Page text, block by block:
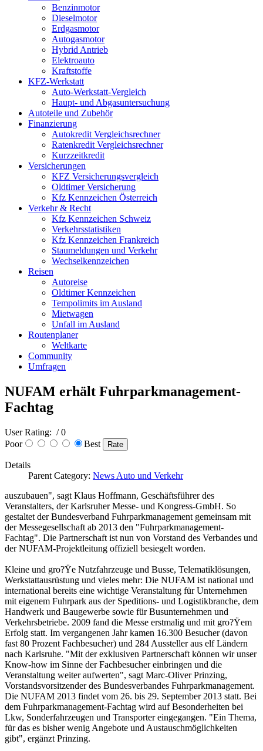
Benzinmotor
Dieselmotor
Erdgasmotor
Autogasmotor
Hybrid Antrieb
Elektroauto
Kraftstoffe
KFZ-Werkstatt
Auto-Werkstatt-Vergleich
Haupt- und Abgasuntersuchung
Autoteile und Zubehör
Finanzierung
Autokredit Vergleichsrechner
Ratenkredit Vergleichsrechner
Kurzzeitkredit
Versicherungen
KFZ Versicherungsvergleich
Oldtimer Versicherung
Kfz Kennzeichen Österreich
Verkehr & Recht
Kfz Kennzeichen Schweiz
Verkehrsstatistiken
Kfz Kennzeichen Frankreich
Staumeldungen und Verkehr
Wechselkennzeichen
Reisen
Autoreise
Oldtimer Kennzeichen
Tempolimits im Ausland
Mietwagen
Unfall im Ausland
Routenplaner
Weltkarte
Community
Umfragen
NUFAM erhält Fuhrparkmanagement-
Fachtag
User Rating: / 0
Poor
Best
Details
Parent Category: News Auto und Verkehr
auszubauen", sagt Klaus Hoffmann, Geschäftsführer des
Veranstalters, der Karlsruher Messe- und Kongress-GmbH. So
gestaltet der Bundesverband Fuhrparkmanagement gemeinsam mit
der Messegesellschaft ab 2013 den "Fuhrparkmanagement-
Fachtag". Die Partnerschaft ist nun von Vorstand des Verbandes und
der NUFAM-Projektleitung offiziell besiegelt worden.
Kleine und gro?Ÿe Nutzfahrzeuge und Busse, Telematiklösungen,
Werkstattausrüstung und vieles mehr: Die NUFAM ist national und
international bereits eine wichtige Veranstaltung für Unternehmen
mit eigenem Fuhrpark aus der Speditions- und Logistikbranche, dem
Handwerk und Baugewerbe sowie für Busunternehmen und
Verkehrsbetriebe. 2009 fand die Messe erstmalig und mit gro?Ÿem
Erfolg statt. Im vergangenen Jahr kamen 16.300 Besucher (davon
fast 80 Prozent Fachbesucher) und 284 Aussteller aus elf Ländern
nach Karlsruhe. "Mit der exklusiven Partnerschaft können wir unser
Know-how im Sinne der Fachbesucher einbringen und die
Veranstaltung weiter aufwerten", sagt Marc-Oliver Prinzing,
Vorstandsvorsitzender des Bundesverbandes Fuhrparkmanagement.
Die NUFAM 2013 findet vom 26. bis 29. September 2013 statt. Bei
dem Fuhrparkmanagement-Fachtag wird auf Besonderheiten bei
Lkw, Sonderfahrzeugen und Transporter eingegangen. "Ein Thema,
für das es bisher wenig Angebote und Austauschmöglichkeiten
gibt", ergänzt Prinzing.